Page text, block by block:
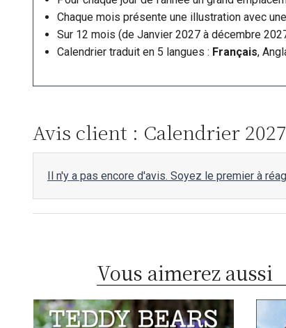
Chaque mois présente une illustration avec
Sur 12 mois (de Janvier 2027 à décembre
Calendrier traduit en 5 langues : Français,
Avis client : Calendrier
Il n'y a pas encore d'avis. Soyez le premier à
Vous aimerez aussi